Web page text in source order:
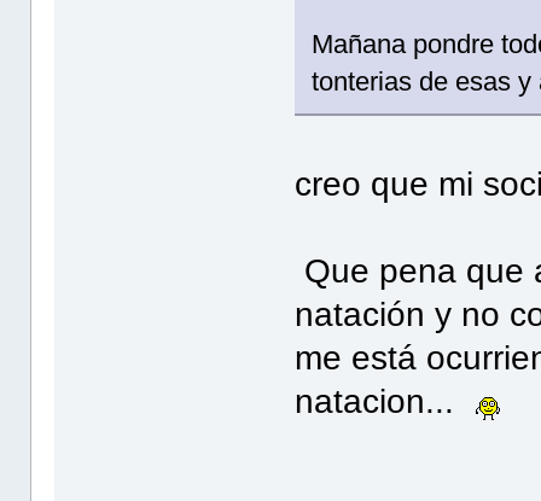
Mañana pondre
tonterias de esas
creo que mi
Que pena que
natación y no
me está
natacion...